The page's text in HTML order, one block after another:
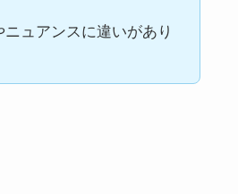
ょうりょうばっこ）とは？意味を例
やすく解説してみた
ニュアンスに違いがあり